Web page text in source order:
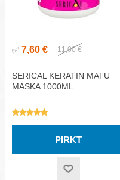
✅ 7,60 € 11,00 €
SERICAL KERATIN MATU
MASKA 1000ML